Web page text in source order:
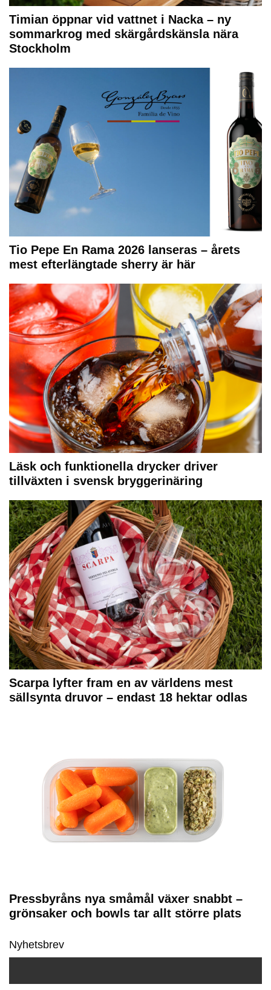
Timian öppnar vid vattnet i Nacka – ny
sommarkrog med skärgårdskänsla nära
Stockholm
Tio Pepe En Rama 2026 lanseras – årets
mest efterlängtade sherry är här
Läsk och funktionella drycker driver
tillväxten i svensk bryggerinäring
Scarpa lyfter fram en av världens mest
sällsynta druvor – endast 18 hektar odlas
Pressbyråns nya småmål växer snabbt –
grönsaker och bowls tar allt större plats
Nyhetsbrev